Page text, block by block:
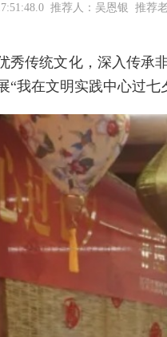
推荐人：吴恩银 推荐
秀传统文化，深入传承
“我在文明实践中心过